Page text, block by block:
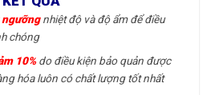
ngưỡngnhiệt độ và độ ẩm để điều
chóng
10%do điều kiện bảo quản được
hóa luôn có chất lượng tốt nhất